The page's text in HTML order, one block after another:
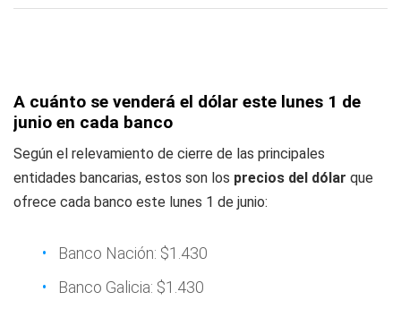
A cuánto se venderá el dólar este lunes 1 de
junio en cada banco
Según el relevamiento de cierre de las principales
entidades bancarias, estos son los precios del dólar que
ofrece cada banco este lunes 1 de junio:
Banco Nación: $1.430
Banco Galicia: $1.430